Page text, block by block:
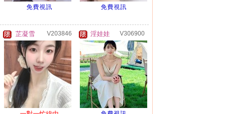
免費視訊 免費視訊
芷凝雪 V203846 淫娃娃 V306900